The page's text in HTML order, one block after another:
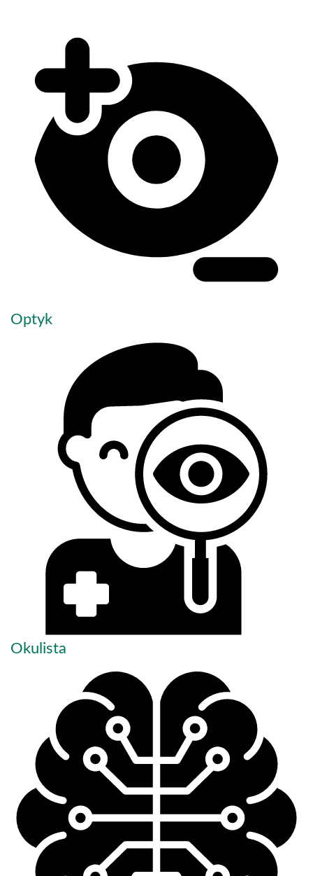
Optyk
Okulista